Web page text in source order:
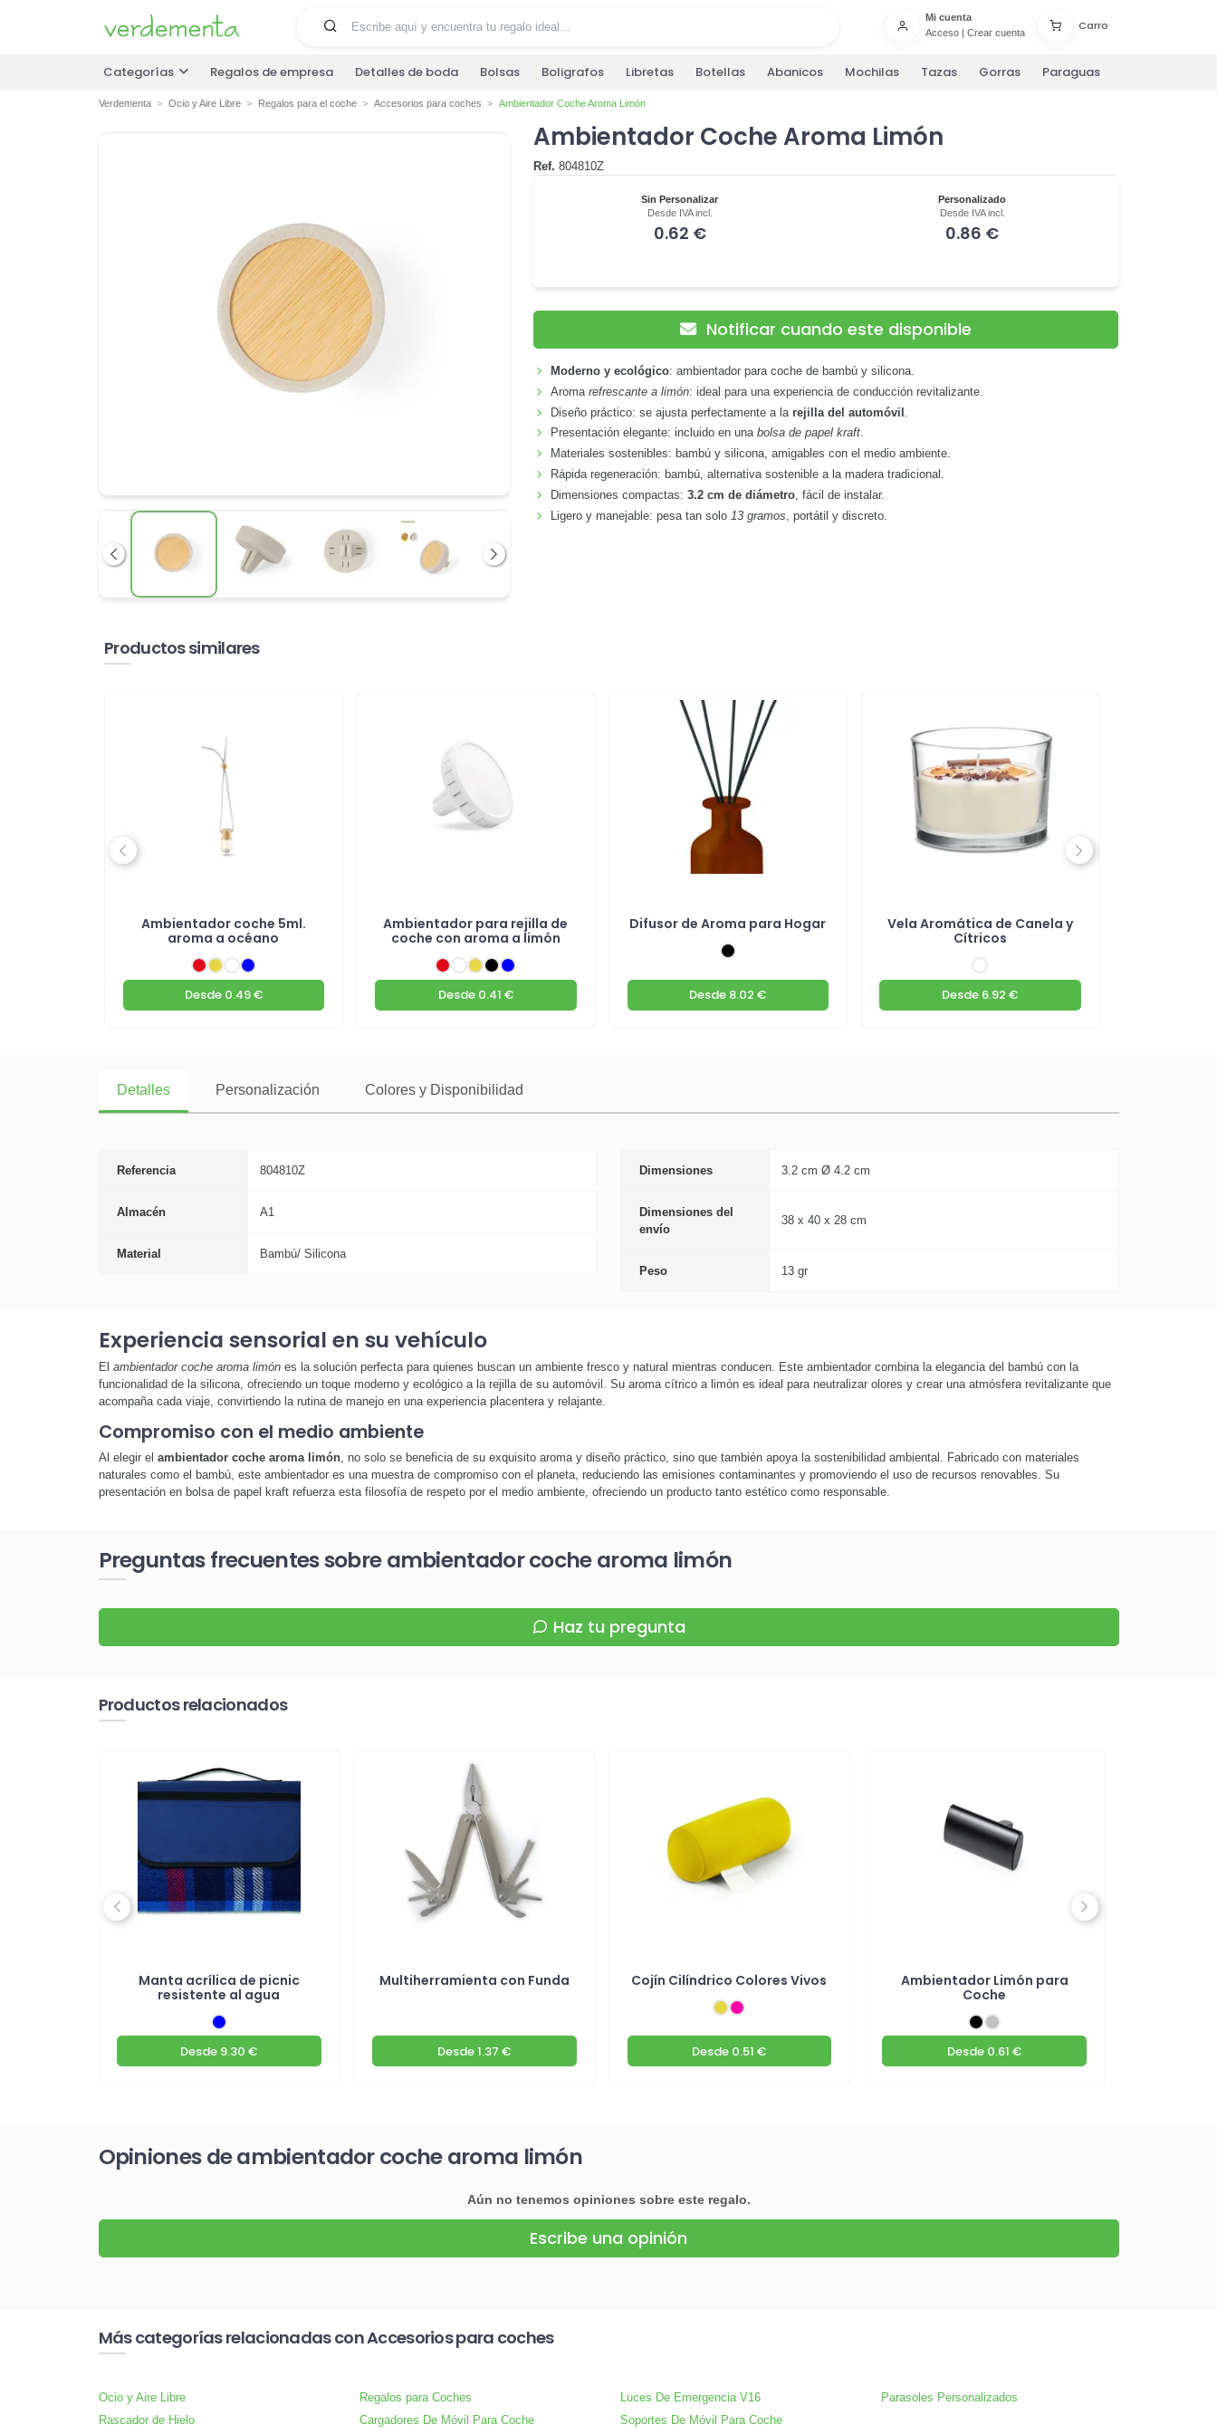
Mi cuenta
Acceso| Crear cuenta
Carro
Categorías Regalos de empresa Detalles de boda Bolsas Boligrafos Libretas Botellas Abanicos Mochilas Tazas Gorras Paraguas
Verdementa Ocio y Aire Libre Regalos para el coche Accesorios para coches Ambientador Coche Aroma Limón
Anterior Siguiente
Ambientador Coche Aroma Limón
Ref. 804810Z
Sin Personalizar
Desde IVA incl.
0.62 €
Personalizado
Desde IVA incl.
0.86 €
Notificar cuando este disponible
Moderno y ecológico: ambientador para coche de bambú y silicona.
Aromarefrescante a limón: ideal para una experiencia de conducción revitalizante.
Diseño práctico: se ajusta perfectamente a la rejilla del automóvil
Presentación elegante: incluido en unabolsa de papel kraft.
Materiales sostenibles: bambú y silicona, amigables con el medio ambiente.
Rápida regeneración: bambú, alternativa sostenible a la madera tradicional.
Dimensiones compactas:3.2 cm de diámetro, fácil de instalar.
Ligero y manejable: pesa tan solo 13 gramos , portátil y discreto.
Productos similares
Ambientador coche 5ml.
aroma a océano
Desde0.49 €
Ambientador para rejilla de
coche con aroma a limón
Desde0.41 €
Difusor de Aroma para Hogar
Desde 8.02 €
Vela Aromática de Canela y
Cítricos
Desde 6.92 €
Previous Next
Detalles Personalización Colores y Disponibilidad
Referencia 804810Z
Almacén A1
Material Bambú/ Silicona
Dimensiones 3.2 cm Ø 4.2 cm
Dimensiones del
envío
38 x 40 x 28 cm
Peso 13 gr
Experiencia sensorial en su vehículo
El ambientador coche aroma limónes la solución perfecta para quienes buscan un ambiente fresco y natural mientras conducen. Este ambientador combina la elegancia del bambú con la
funcionalidad de la silicona, ofreciendo un toque moderno y ecológico a la rejilla de su automóvil. Su aroma cítrico a limón es ideal para neutralizar olores y crear una atmósfera revitalizante que
acompaña cada viaje, convirtiendo la rutina de manejo en una experiencia placentera y relajante.
Compromiso con el medio ambiente
Al elegir el ambientador coche aroma limón, no solo se beneficia de su exquisito aroma y diseño práctico, sino que también apoya la sostenibilidad ambiental. Fabricado con materiales
naturales como el bambú, este ambientador es una muestra de compromiso con el planeta, reduciendo las emisiones contaminantes y promoviendo el uso de recursos renovables. Su
presentación en bolsa de papel kraft refuerza esta filosofía de respeto por el medio ambiente, ofreciendo un producto tanto estético como responsable.
Preguntas frecuentes sobre ambientador coche aroma limón
Haz tu pregunta
Productos relacionados
Manta acrílica de picnic
resistente al agua
Desde 9.30 €
Multiherramienta con Funda
Desde1.37 €
Cojín Cilíndrico Colores Vivos
Desde 0.51 €
Ambientador Limón para
Coche
Desde 0.61 €
Previous Next
Opiniones de ambientador coche aroma limón
Aún no tenemos opiniones sobre este regalo.
Escribe una opinión
Más categorías relacionadas con Accesorios para coches
Ocio y Aire Libre Regalos para Coches Luces De Emergencia V16
Parasoles Personalizados
Rascador de Hielo
Cargadores De Móvil Para Coche Soportes De Móvil Para Coche